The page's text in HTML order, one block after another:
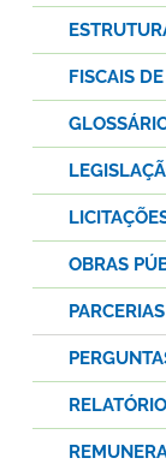
FISCAIS
OBRAS
PARCERIAS